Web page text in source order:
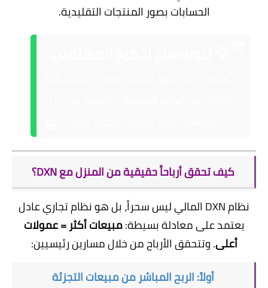
الحسابات بصور المنتجات التقليدية.
كيف تحقق أرباحاً حقيقية من المنزل مع DXN؟
نظام DXN المالي ليس سحراً، بل هو نظام تجاري عادل
يعتمد على معادلة بسيطة:مبيعات أكثر = عمولات
أعلى. وتتحقق الأرباح من خلال مسارين رئيسيين:
أولاً: الربح المباشر من مبيعات التجزئة